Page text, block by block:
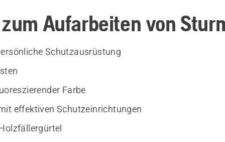
Aufarbeiten von
Schutzausrüstung
Farbe
effektiven Schutzeinrichtungen